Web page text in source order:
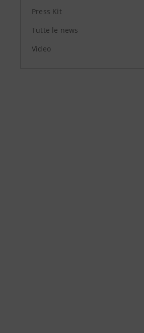
Press Kit
Tutte le news
Video